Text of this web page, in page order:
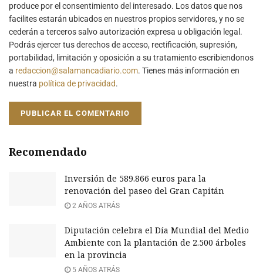
produce por el consentimiento del interesado. Los datos que nos
facilites estarán ubicados en nuestros propios servidores, y no se
cederán a terceros salvo autorización expresa u obligación legal.
Podrás ejercer tus derechos de acceso, rectificación, supresión,
portabilidad, limitación y oposición a su tratamiento escribiendonos
a redaccion@salamancadiario.com. Tienes más información en
nuestra política de privacidad.
Recomendado
Inversión de 589.866 euros para la
renovación del paseo del Gran Capitán
2 AÑOS ATRÁS
Diputación celebra el Día Mundial del Medio
Ambiente con la plantación de 2.500 árboles
en la provincia
5 AÑOS ATRÁS